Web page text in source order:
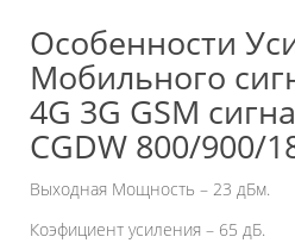
Особенности
Мобильного
4G 3G GSM
CGDW 800/900/
Выходная Мощность – 23 дБм.
Коэфициент усиления – 65 дБ.